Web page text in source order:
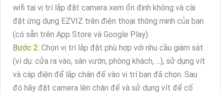
wifi tại vị trí lắp đặt camera xem ổn định không và cài
đặt ứng dụng EZVIZ trên điện thoại thông minh của bạn
(có sẵn trên App Store và Google Play).
Bước 2: Chọn vị trí lắp đặt phù hợp với nhu cầu giám sát
(ví dụ: cửa ra vào, sân vườn, phòng khách, ...), sử dụng vít
và cáp điện để lắp chân đế vào vị trí bạn đã chọn. Sau
đó hãy đặt camera lên chân đế và sử dụng vít để cố